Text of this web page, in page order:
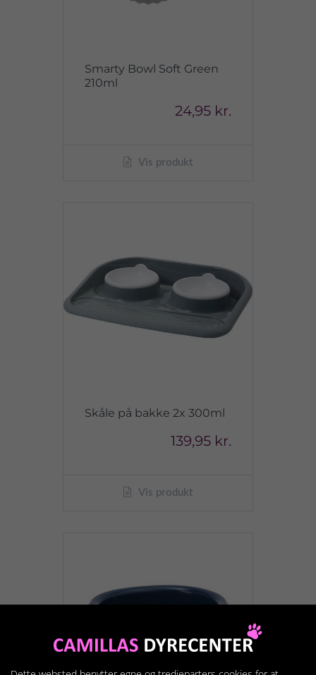
Smarty Bowl Soft Green
210ml
24,95 kr.
Vis produkt
Skåle på bakke 2x 300ml
139,95 kr.
Vis produkt